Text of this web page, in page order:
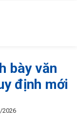
bày văn
định mới
2026